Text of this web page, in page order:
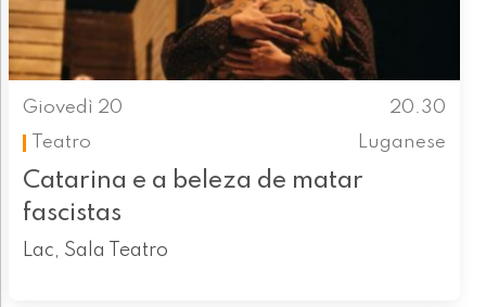
Giovedì 20
20.30
Teatro
Luganese
Catarina e a beleza de matar
fascistas
Lac, Sala Teatro